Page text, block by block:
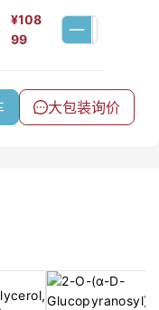
¥108
99
大包装询价